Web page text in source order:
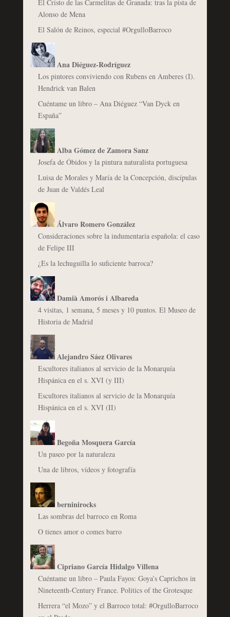
El Cristo de las Carmelitas de Granada: tras la pista de
Alonso de Mena
El Salón de Reinos, especial #OrgulloBarroco
Ana Diéguez-Rodríguez
Los pintores conviviendo con Rubens en Amberes (I).
Hendrick van Balen
Cuéntame un libro – Ana Diéguez “Van Dyck en
España”
Alba Gómez de Zamora Sanz
Josefa de Óbidos y la pintura naturalista portuguesa
Luisa de Morales y María de la Concepción, discípulas
de Juan de Valdés Leal
Álvaro Romero González
Consideraciones sobre la indumentaria española: el caso
de Felipe III
¿Es la lechuguilla lo suficiente barroca?
Damià Amorós i Albareda
4 visitas, 1 semana, 5 meses y 10 puntos. El Museo de
Historia de Madrid
Alejandro Sáez Olivares
Escultores italianos al servicio de la Monarquía
Hispánica en el s. XVI (y III)
Escultores italianos al servicio de la Monarquía
Hispánica en el s. XVI (II)
Begoña Mosquera García
Un paseo por la naturaleza
Una de libros, vídeos y fotografía
berninirocks
Las sombras del barroco en Roma
O tienes amor o comes barro
Cipriano García Hidalgo Villena
Cuéntame un libro – Paula Fayos: Goya’s Caprichos in
Nineteenth-Century France. Politics of the Grotesque
Herrera “el Mozo” y el Barroco total: #OrgulloBarroco